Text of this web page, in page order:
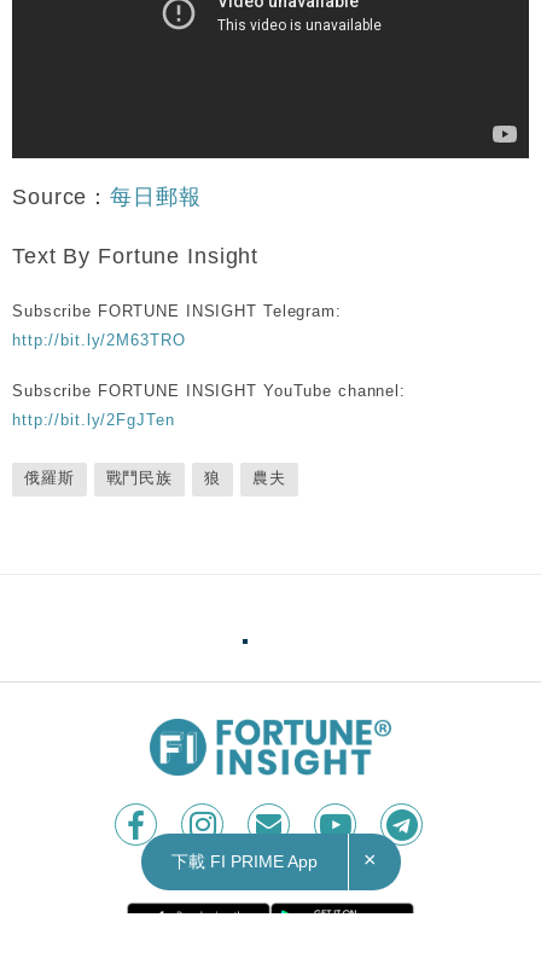
Source：每日郵報
Text By Fortune Insight
Subscribe FORTUNE INSIGHT Telegram:
http://bit.ly/2M63TRO
Subscribe FORTUNE INSIGHT YouTube channel:
http://bit.ly/2FgJTen
俄羅斯 戰鬥民族 狼 農夫
下載 FI PRIME App ×